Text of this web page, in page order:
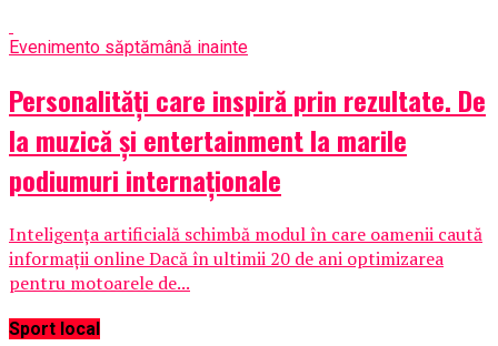
Evenimento săptămână inainte
Personalități care inspiră prin rezultate. De
la muzică și entertainment la marile
podiumuri internaționale
Inteligența artificială schimbă modul în care oamenii caută
informații online Dacă în ultimii 20 de ani optimizarea
pentru motoarele de...
Sport local